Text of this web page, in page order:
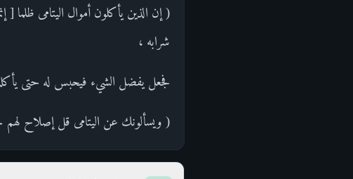
( إن الذين يأكلون أموال اليتامى
شرابه ،
فجعل يفضل الشيء فيحبس له حتى يأكله
( ويسألونك عن اليتامى قل إصلاح لهم خير